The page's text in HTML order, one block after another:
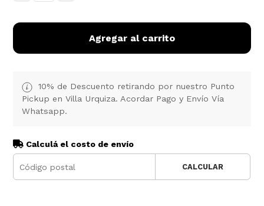
Agregar al carrito
10% de Descuento retirando por nuestro Punto
Pickup en Villa Urquiza. Acordar Pago y Envío Vía
Whatsapp.
Calculá el costo de envío
CALCULAR